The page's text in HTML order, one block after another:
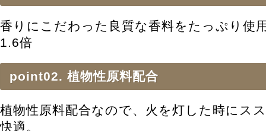
香りにこだわった良質な香料をたっぷり使
1.6倍
point02. 植物性原料配合
植物性原料配合なので、火を灯した時にス
快適。